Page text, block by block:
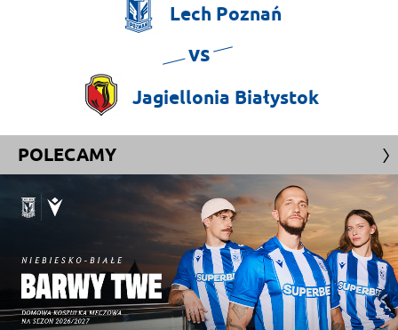
Lech Poznań
vs
Jagiellonia Białystok
POLECAMY